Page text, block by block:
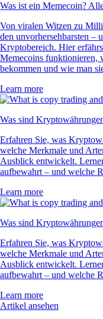
Was ist ein Memecoin?
Von viralen Witzen zu
den unvorhersehbarsten –
Kryptobereich. Hier
Memecoins funktionieren,
bekommen und wie man
Learn more
Was sind
Erfahren Sie, was
welche Merkmale und
Ausblick entwickelt.
aufbewahrt – und welche
Learn more
Was sind
Erfahren Sie, was
welche Merkmale und
Ausblick entwickelt.
aufbewahrt – und welche
Learn more
Artikel ansehen